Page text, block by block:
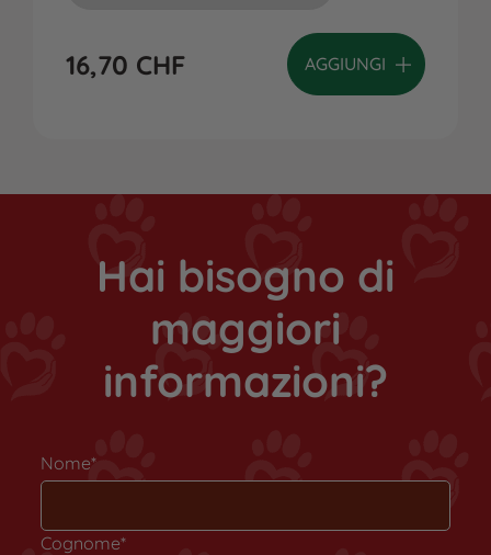
16,70 CHF AGGIUNGI
Hai bisogno di
maggiori
informazioni?
Nome*
Cognome*